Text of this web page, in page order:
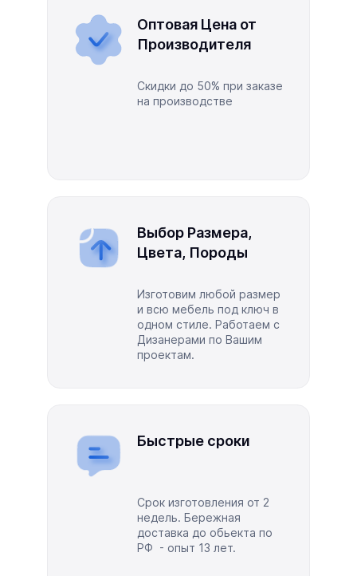
Оптовая Цена от
Производителя
Скидки до 50% при заказе
на производстве
Выбор Размера,
Цвета, Породы
Изготовим любой размер
и всю мебель под ключ в
одном стиле. Работаем с
Дизанерами по Вашим
проектам.
Быстрые сроки
Срок изготовления от 2
недель. Бережная
доставка до обьекта по
РФ - опыт 13 лет.